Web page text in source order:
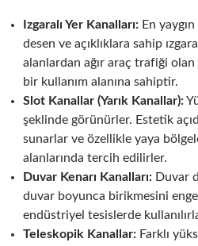
Izgaralı Yer Kanalları: En
desen ve açıklıklara sahip
alanlardan ağır araç trafiği
bir kullanım alanına sahiptir.
Slot Kanallar (Yarık Kanallar):
şeklinde görünürler. Estetik
sunarlar ve özellikle yaya
alanlarında tercih edilirler.
Duvar Kenarı Kanalları: Duvar
duvar boyunca birikmesini
endüstriyel tesislerde
Teleskopik Kanallar: Farklı